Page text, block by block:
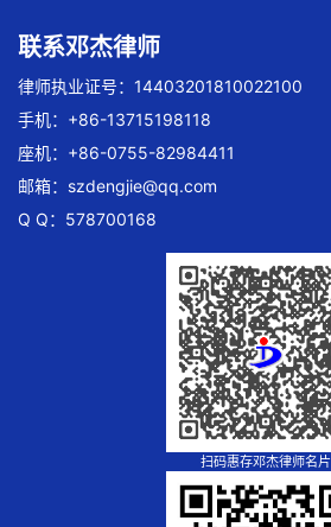
联系邓杰律师
律师执业证号：14403201810022100
手机：+86-13715198118
座机：+86-0755-82984411
邮箱： szdengjie@qq.com
Q Q：578700168
扫码惠存邓杰律师名片